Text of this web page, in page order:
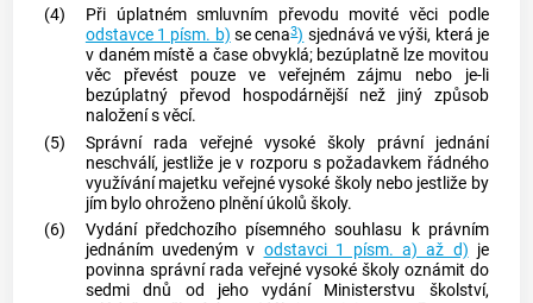
(4)
Při úplatném smluvním převodu movité věci podle
odstavce 1 písm. b) se cena3) sjednává ve výši, která je
v daném místě a čase obvyklá; bezúplatně lze movitou
věc převést pouze ve veřejném zájmu nebo je-li
bezúplatný převod hospodárnější než jiný způsob
naložení s věcí.
(5)
Správní rada veřejné vysoké školy právní jednání
neschválí, jestliže je v rozporu s požadavkem řádného
využívání majetku veřejné vysoké školy nebo jestliže by
jím bylo ohroženo plnění úkolů školy.
(6)
Vydání předchozího písemného souhlasu k právním
jednáním uvedeným v odstavci 1 písm. a) až d) je
povinna správní rada veřejné vysoké školy oznámit do
sedmi dnů od jeho vydání Ministerstvu školství,